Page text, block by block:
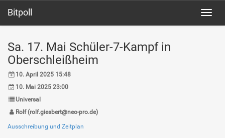
Bitpoll
Sa. 17. Mai Schüler-7-Kampf in
Oberschleißheim
10. April 2025 15:48
10. Mai 2025 23:00
Universal
Rolf (rolf.giesbert@neo-pro.de)
Ausschreibung und Zeitplan